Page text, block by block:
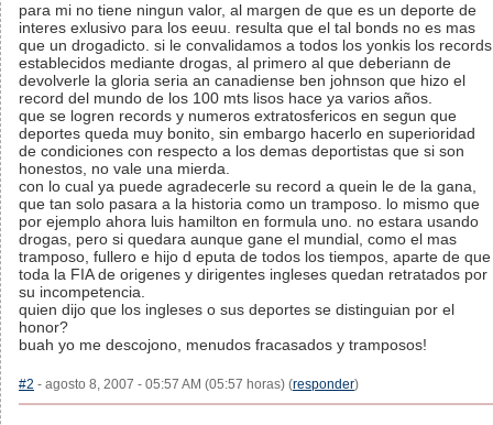
para mi no tiene ningun valor, al margen de que es un deporte de
interes exlusivo para los eeuu. resulta que el tal bonds no es mas
que un drogadicto. si le convalidamos a todos los yonkis los records
establecidos mediante drogas, al primero al que deberiann de
devolverle la gloria seria an canadiense ben johnson que hizo el
record del mundo de los 100 mts lisos hace ya varios años.
que se logren records y numeros extratosfericos en segun que
deportes queda muy bonito, sin embargo hacerlo en superioridad
de condiciones con respecto a los demas deportistas que si son
honestos, no vale una mierda.
con lo cual ya puede agradecerle su record a quein le de la gana,
que tan solo pasara a la historia como un tramposo. lo mismo que
por ejemplo ahora luis hamilton en formula uno. no estara usando
drogas, pero si quedara aunque gane el mundial, como el mas
tramposo, fullero e hijo d eputa de todos los tiempos, aparte de que
toda la FIA de origenes y dirigentes ingleses quedan retratados por
su incompetencia.
quien dijo que los ingleses o sus deportes se distinguian por el
honor?
buah yo me descojono, menudos fracasados y tramposos!
#2 - agosto 8, 2007 - 05:57 AM (05:57 horas) (responder)